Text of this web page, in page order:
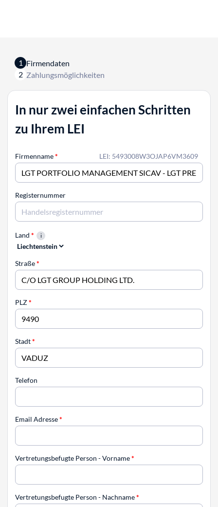
1 Firmendaten
2 Zahlungsmöglichkeiten
In nur zwei einfachen Schritten
zu Ihrem LEI
LEI: 5493008W3OJAP6VM3609
Firmenname*
Registernummer
Land *
Straße*
PLZ*
Stadt*
Telefon
Email Adresse*
Vertretungsbefugte Person - Vorname*
Vertretungsbefugte Person - Nachname*